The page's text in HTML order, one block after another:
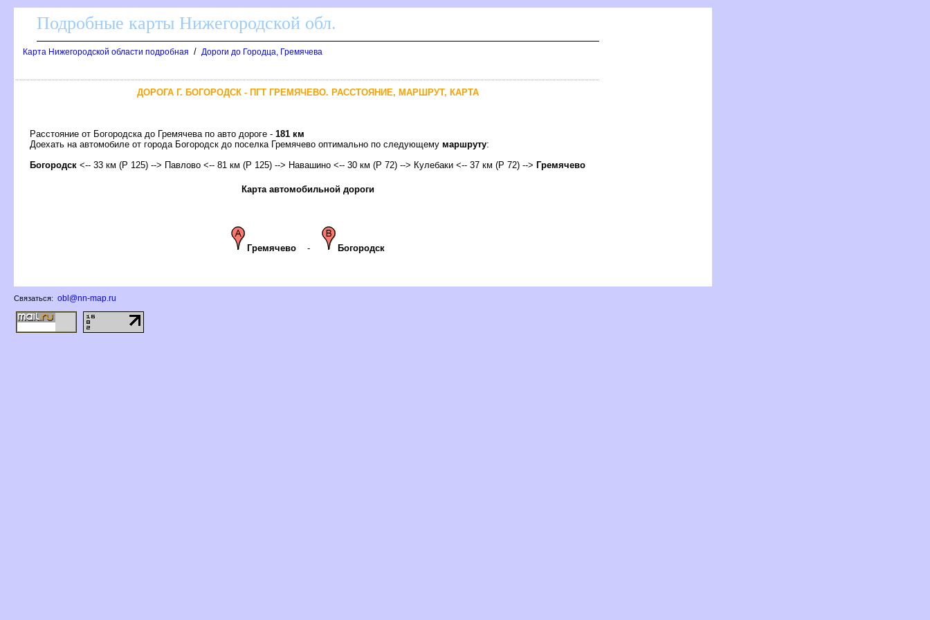
Подробные карты Нижегородской обл.
Карта Нижегородской области подробная / Дороги до Городца, Гремячева
ДОРОГА Г. БОГОРОДСК - ПГТ ГРЕМЯЧЕВО. РАССТОЯНИЕ, МАРШРУТ, КАРТА
Расстояние от Богородска до Гремячева по авто дороге - 181 км
Доехать на автомобиле от города Богородск до поселка Гремячево оптимально по следующему маршруту:
Богородск <-- 33 км (Р 125) --> Павлово <-- 81 км (Р 125) --> Навашино <-- 30 км (Р 72) --> Кулебаки <-- 37 км (Р 72) --> Гремячево
Карта автомобильной дороги
Гремячево - Богородск
Связаться: obl@nn-map.ru